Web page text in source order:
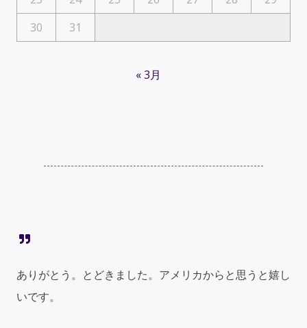
30
31
« 3月
ありがとう。とどきました。アメリカからと思うと嬉し
いです。